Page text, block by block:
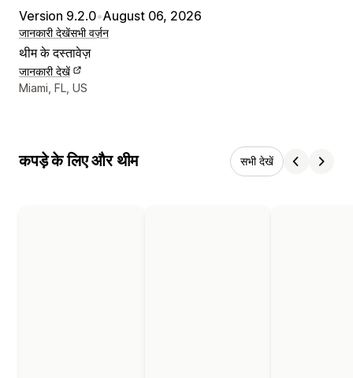
Version 9.2.0•August 06, 2026
जानकारी देखेंसभी वर्ज़न
थीम के दस्तावेज़
जानकारी देखें
डिज़ाइनर के संपर्क की जानकारी
Miami, FL, US
कपड़े के लिए और थीम सभी देखें